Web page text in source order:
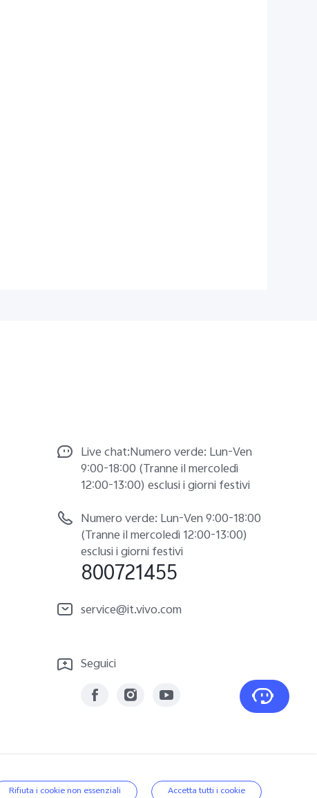
Live chat:Numero verde: Lun-Ven
9:00-18:00 (Tranne il mercoledì
12:00-13:00) esclusi i giorni festivi
Numero verde: Lun-Ven 9:00-18:00
(Tranne il mercoledì 12:00-13:00)
esclusi i giorni festivi
800721455
service@it.vivo.com
Seguici
Politica sui dati |
Italia | Seleziona paese/regione
Rifiuta i cookie non essenziali Accetta tutti i cookie